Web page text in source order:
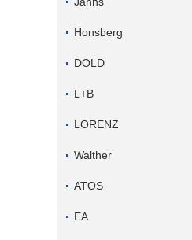
Honsberg
DOLD
L+B
LORENZ
Walther
ATOS
EA